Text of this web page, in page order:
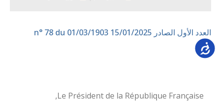
العدد الأول الصادر 15/01/2025
Le Président de la République Française,